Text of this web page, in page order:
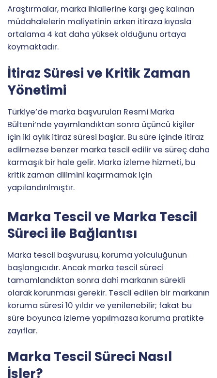
Araştırmalar, marka ihlallerine karşı geç kalınan
müdahalelerin maliyetinin erken itiraza kıyasla
ortalama 4 kat daha yüksek olduğunu ortaya
koymaktadır.
İtiraz Süresi ve Kritik Zaman
Yönetimi
Türkiye’de marka başvuruları Resmi Marka
Bülteni’nde yayımlandıktan sonra üçüncü kişiler
için iki aylık itiraz süresi başlar. Bu süre içinde itiraz
edilmezse benzer marka tescil edilir ve süreç daha
karmaşık bir hale gelir. Marka izleme hizmeti, bu
kritik zaman dilimini kaçırmamak için
yapılandırılmıştır.
Marka Tescil ve Marka Tescil
Süreci ile Bağlantısı
Marka tescil başvurusu, koruma yolculuğunun
başlangıcıdır. Ancak marka tescil süreci
tamamlandıktan sonra dahi markanın sürekli
olarak korunması gerekir. Tescil edilen bir markanın
koruma süresi 10 yıldır ve yenilenebilir; fakat bu
süre boyunca izleme yapılmazsa koruma pratikte
zayıflar.
Marka Tescil Süreci Nasıl
İşler?